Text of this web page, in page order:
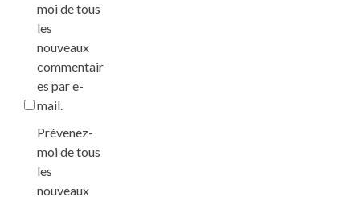
moi de tous
les
nouveaux
commentair
es par e-
mail.
Prévenez-
moi de tous
les
nouveaux